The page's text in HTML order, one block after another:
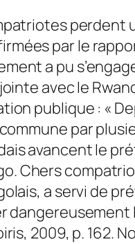
perdent
par le
a pu
avec le
publique : «
par
avancent le
Chers
a servi de
2009, p. 162.